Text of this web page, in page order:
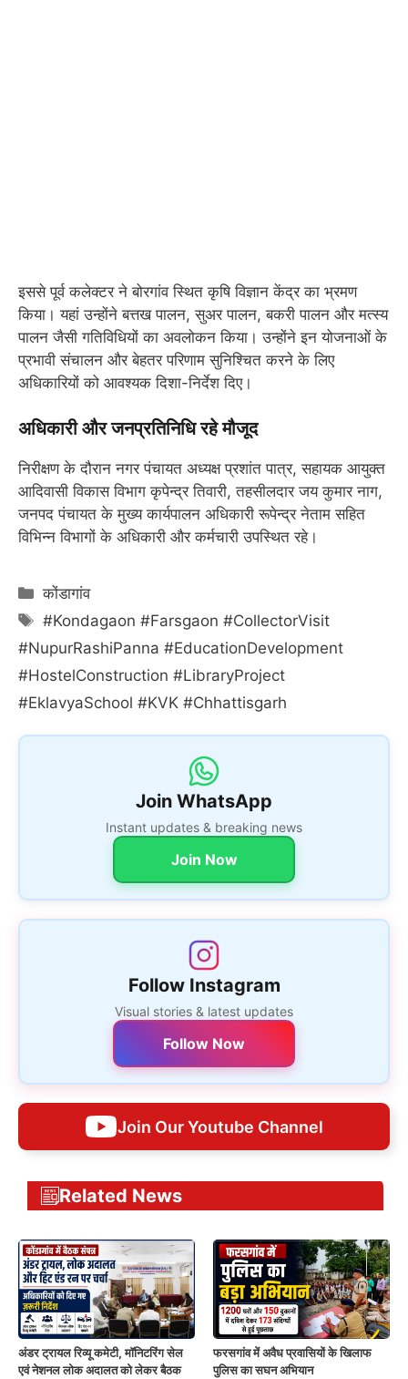
इससे पूर्व कलेक्टर ने बोरगांव स्थित कृषि विज्ञान केंद्र का भ्रमण
किया। यहां उन्होंने बत्तख पालन, सुअर पालन, बकरी पालन और मत्स्य
पालन जैसी गतिविधियों का अवलोकन किया। उन्होंने इन योजनाओं के
प्रभावी संचालन और बेहतर परिणाम सुनिश्चित करने के लिए
अधिकारियों को आवश्यक दिशा-निर्देश दिए।
अधिकारी और जनप्रतिनिधि रहे मौजूद
निरीक्षण के दौरान नगर पंचायत अध्यक्ष प्रशांत पात्र, सहायक आयुक्त
आदिवासी विकास विभाग कृपेन्द्र तिवारी, तहसीलदार जय कुमार नाग,
जनपद पंचायत के मुख्य कार्यपालन अधिकारी रूपेन्द्र नेताम सहित
विभिन्न विभागों के अधिकारी और कर्मचारी उपस्थित रहे।
Categories
कोंडागांव
Tags
#Kondagaon #Farsgaon #CollectorVisit
#NupurRashiPanna #EducationDevelopment
#HostelConstruction #LibraryProject
#EklavyaSchool #KVK #Chhattisgarh
Join WhatsApp
Instant updates & breaking news
Join Now
Follow Instagram
Visual stories & latest updates
Follow Now
Join Our Youtube Channel
Related News
अंडर ट्रायल रिव्यू कमेटी, मॉनिटरिंग सेल
एवं नेशनल लोक अदालत को लेकर बैठक
फरसगांव में अवैध प्रवासियों के खिलाफ
पुलिस का सघन अभियान